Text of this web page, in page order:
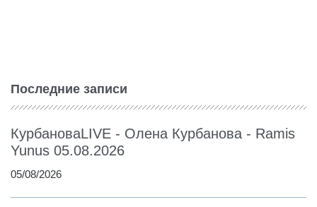
Последние записи
КурбановаLIVE - Олена Курбанова - Ramis
Yunus 05.08.2026
05/08/2026